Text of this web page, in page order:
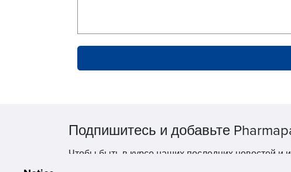
Подпишитесь и добавьте
Чтобы быть в курсе наших последних новостей и